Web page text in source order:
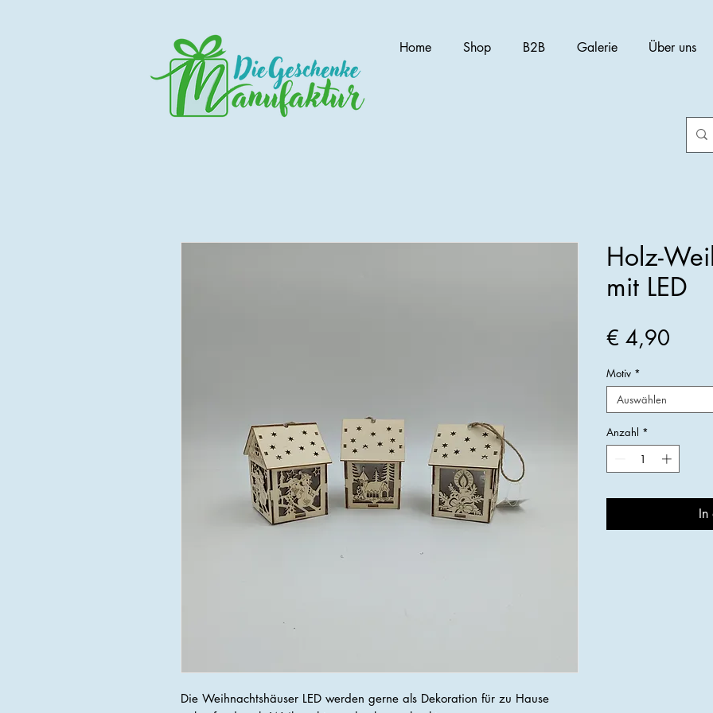
Home Shop B2B Galerie Über uns
Die Weihnachtshäuser LED werden gerne als Dekoration für zu Hause
Holz-
mit LED
€ 4,90
Motiv *
Auswählen
Anzahl *
In